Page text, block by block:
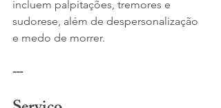
incluem palpitações, tremores e
sudorese, além de despersonalização
e medo de morrer.
---